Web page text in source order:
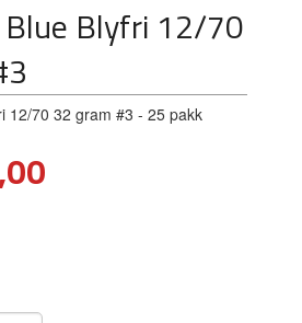
Blyfri 12/70
12/70 32 gram #3 - 25 pakk